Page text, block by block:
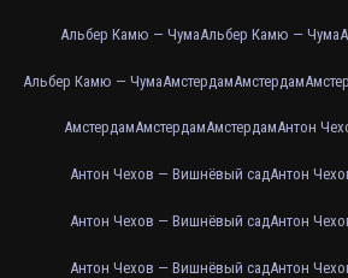
Альбер Камю — ЧумаАльбер Камю — Чума
Альбер Камю — ЧумаАмстердамАмстердам
АмстердамАмстердамАмстердамАнтон
Антон Чехов — Вишнёвый садАнтон
Антон Чехов — Вишнёвый садАнтон
Антон Чехов — Вишнёвый садАнтон